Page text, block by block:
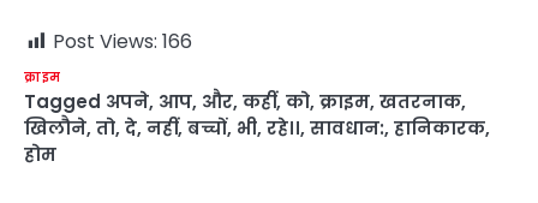
Post Views: 166
क्राइम
Tagged अपने, आप, और, कहीं, को, क्राइम, खतरनाक,
खिलौने, तो, दे, नहीं, बच्चों, भी, रहे।।, सावधान:, हानिकारक,
होम